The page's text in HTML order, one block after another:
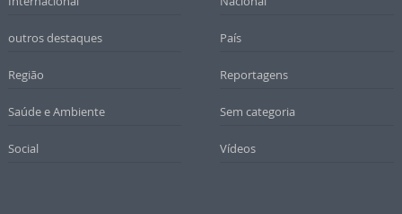
outros destaques País
Região Reportagens
Saúde e Ambiente Sem categoria
Social Vídeos